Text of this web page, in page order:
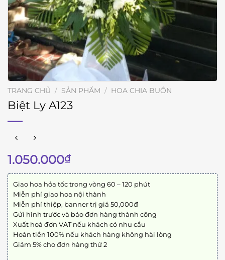
TRANG CHỦ / SẢN PHẨM / HOA CHIA BUỒN
Biệt Ly A123
1.050.000₫
Giao hoa hỏa tốc trong vòng 60 – 120 phút
Miễn phí giao hoa nội thành
Miễn phí thiệp, banner trị giá 50,000đ
Gửi hình trước và báo đơn hàng thành công
Xuất hoá đơn VAT nếu khách có nhu cầu
Hoàn tiền 100% nếu khách hàng không hài lòng
Giảm 5% cho đơn hàng thứ 2